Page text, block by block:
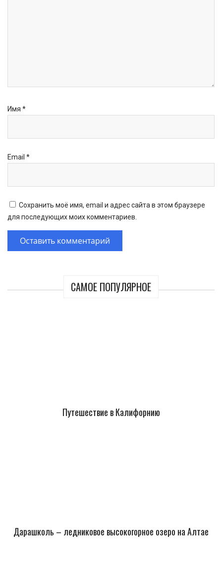
САМОЕ ПОПУЛЯРНОЕ
Путешествие в Калифорнию
Дарашколь – ледниковое высокогорное озеро на Алтае
Имя *
Email *
Сохранить моё имя, email и адрес сайта в этом браузере
для последующих моих комментариев.